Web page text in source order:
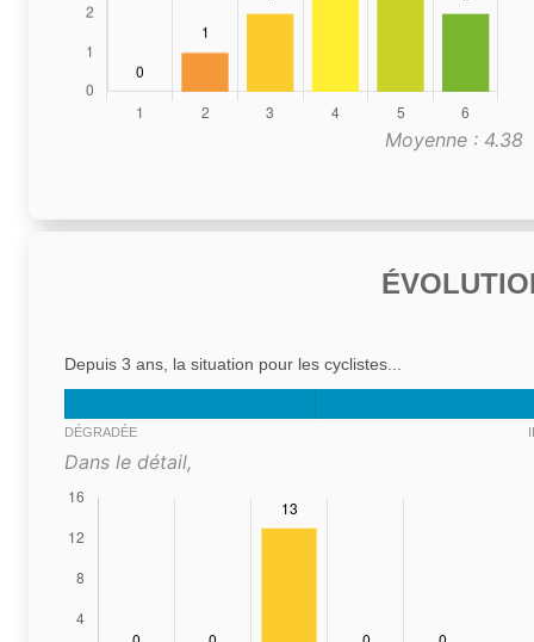
Moyenne : 4.38
Depuis 3 ans, la situation pour les cyclistes...
DÉGRADÉE
Dans le détail,